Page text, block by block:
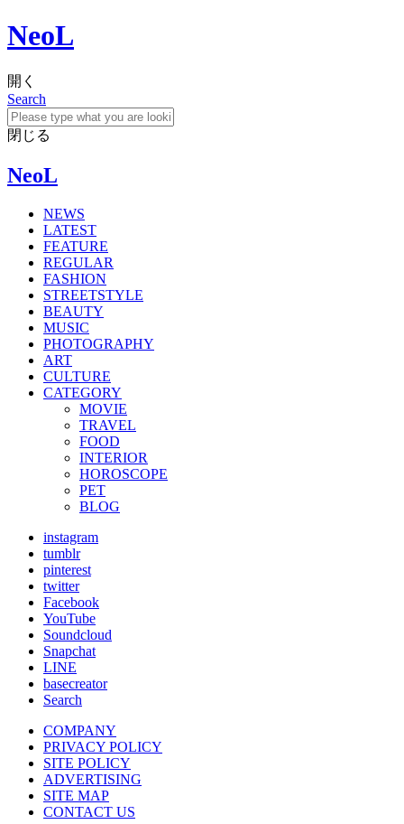
NeoL
開く
Search
閉じる
NeoL
NEWS
LATEST
FEATURE
REGULAR
FASHION
STREETSTYLE
BEAUTY
MUSIC
PHOTOGRAPHY
ART
CULTURE
CATEGORY
MOVIE
TRAVEL
FOOD
INTERIOR
HOROSCOPE
PET
BLOG
instagram
tumblr
pinterest
twitter
Facebook
YouTube
Soundcloud
Snapchat
LINE
basecreator
Search
COMPANY
PRIVACY POLICY
SITE POLICY
ADVERTISING
SITE MAP
CONTACT US